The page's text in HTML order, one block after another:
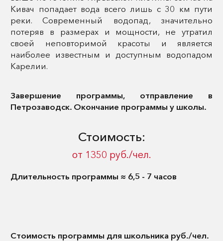
Кивач попадает вода всего лишь с 30 км пути
реки. Современный водопад, значительно
потеряв в размерах и мощности, не утратил
своей неповторимой красоты и является
наиболее известным и доступным водопадом
Карелии.
Завершение программы, отправление в
Петрозаводск. Окончание программы у школы.
Стоимость:
от 1350 руб./чел.
Длительность программы ≈ 6,5 - 7 часов
Стоимость программы для школьника руб./чел.